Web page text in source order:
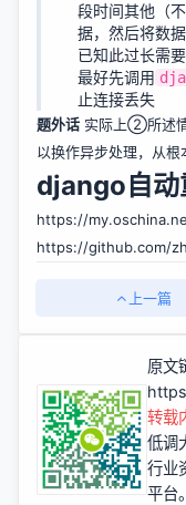
段时间其他（
据，然后将数
已知此过长需
最好先调用
止连接丢失
题外话 实际上②所述
以换作异步处理，从根
django自动
https://
https://github.com/
上一篇
原文
转载
低调
行业
平台